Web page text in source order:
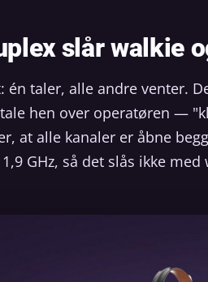
slår walkie
én taler, alle andre venter.
hen over operatøren —
at alle kanaler er åbne
1,9 GHz, så det slås ikke